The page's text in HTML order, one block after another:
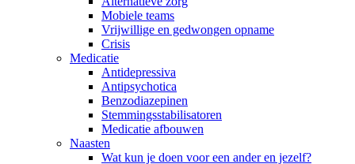
Mobiele teams
Vrijwillige en gedwongen opname
Crisis
Medicatie
Antidepressiva
Antipsychotica
Benzodiazepinen
Stemmingsstabilisatoren
Medicatie afbouwen
Naasten
Wat kun je doen voor een ander en jezelf?